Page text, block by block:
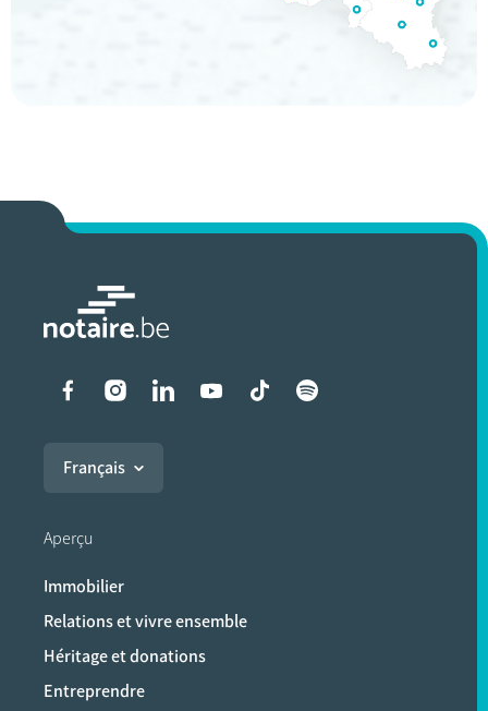
Liens vers les réseaux
Français
Aperçu
Immobilier
Relations et vivre ensemble
Héritage et donations
Entreprendre